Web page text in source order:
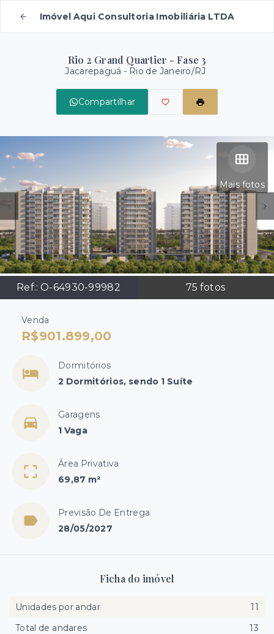
Imóvel Aqui Consultoria Imobiliária LTDA
Rio 2 Grand Quartier - Fase 3
Jacarepaguá - Rio de Janeiro/RJ
Compartilhar
Mais fotos
Ref.:O-64930-99982 75 fotos
Venda
R$901.899,00
Dormitórios
2 Dormitórios, sendo 1 Suíte
Garagens
1 Vaga
Área Privativa
69,87 m²
Previsão De Entrega
28/05/2027
Ficha do imóvel
Unidades por andar
11
Total de andares
13